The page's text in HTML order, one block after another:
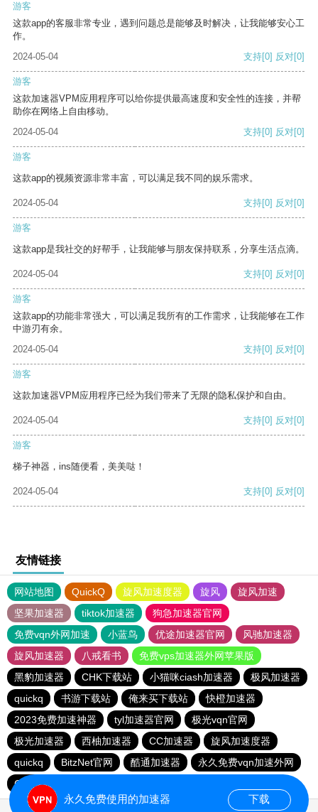
游客
这款app的客服非常专业，遇到问题总是能够及时解决，让我能够安心工
作。
2024-05-04
支持[0] 反对[0]
游客
这款加速器VPM应用程序可以给你提供最高速度和安全性的连接，并帮
助你在网络上自由移动。
2024-05-04
支持[0] 反对[0]
游客
这款app的视频资源非常丰富，可以满足我不同的娱乐需求。
2024-05-04 支持[0] 反对[0]
游客
这款app是我社交的好帮手，让我能够与朋友保持联系，分享生活点滴。
2024-05-04 支持[0] 反对[0]
游客
这款app的功能非常强大，可以满足我所有的工作需求，让我能够在工作
中游刃有余。
2024-05-04
支持[0] 反对[0]
游客
这款加速器VPM应用程序已经为我们带来了无限的隐私保护和自由。
2024-05-04 支持[0] 反对[0]
游客
梯子神器，ins随便看，美美哒！
2024-05-04 支持[0] 反对[0]
友情链接
网站地图 QuickQ 旋风加速度器 旋风
旋风加速
坚果加速器
tiktok加速器
狗急加速器官网
免费vqn外网加速
小蓝鸟 优途加速器官网
风驰加速器
旋风加速器
八戒看书
免费vps加速器外网苹果版
黑豹加速器
CHK下载站 小猫咪ciash加速器
极风加速器
quickq
书游下载站 俺来买下载站
快橙加速器
2023免费加速神器
tyl加速器官网
极光vqn官网
极光加速器
西柚加速器 CC加速器
旋风加速度器
quickq
BitzNet官网 酷通加速器
永久免费vqn加速外网
CHK下载站
永久免费使用的加速器 下载